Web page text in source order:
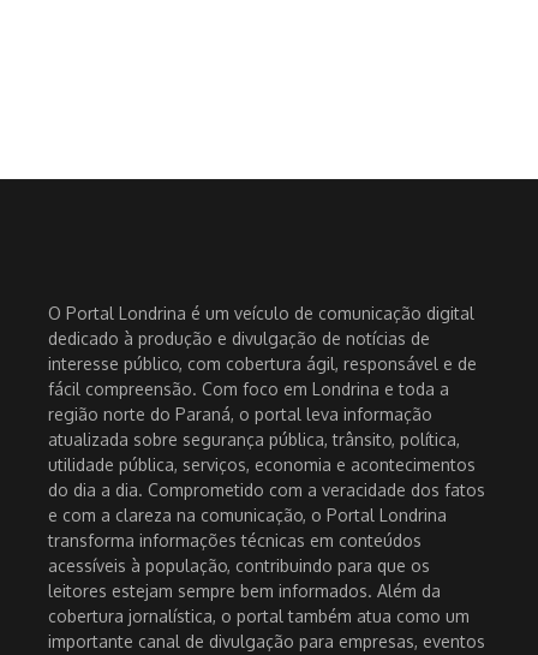
O Portal Londrina é um veículo de comunicação digital
dedicado à produção e divulgação de notícias de
interesse público, com cobertura ágil, responsável e de
fácil compreensão. Com foco em Londrina e toda a
região norte do Paraná, o portal leva informação
atualizada sobre segurança pública, trânsito, política,
utilidade pública, serviços, economia e acontecimentos
do dia a dia. Comprometido com a veracidade dos fatos
e com a clareza na comunicação, o Portal Londrina
transforma informações técnicas em conteúdos
acessíveis à população, contribuindo para que os
leitores estejam sempre bem informados. Além da
cobertura jornalística, o portal também atua como um
importante canal de divulgação para empresas, eventos